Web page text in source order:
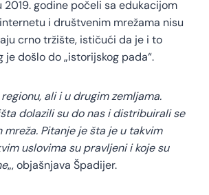
2019. godine počeli sa edukacijom
i društvenim mrežama nisu
crno tržište, ističući da je i to
je došlo do „istorijskog pada“.
ali i u drugim zemljama.
dolazili su do nas i distribuirali se
Pitanje je šta je u takvim
uslovima su pravljeni i koje su
„, objašnjava Špadijer.